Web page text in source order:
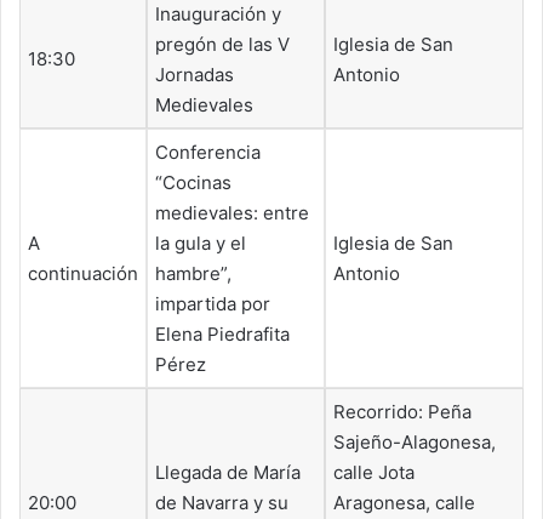
18:30
Inauguración y
pregón de las V
Jornadas
Medievales
Iglesia de San
Antonio
A
continuación
Conferencia
“Cocinas
medievales: entre
la gula y el
hambre”,
impartida por
Elena Piedrafita
Pérez
Iglesia de San
Antonio
20:00
Llegada de María
de Navarra y su
Recorrido: Peña
Sajeño-Alagonesa,
calle Jota
Aragonesa, calle